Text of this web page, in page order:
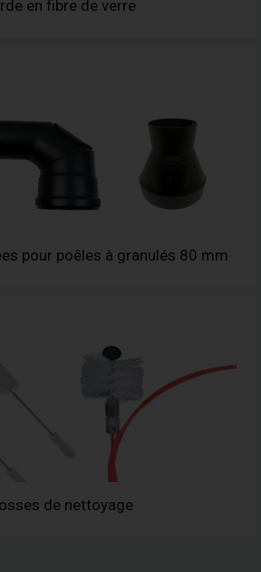
en fibre de verre
pour poêles à granulés 80 mm
de nettoyage